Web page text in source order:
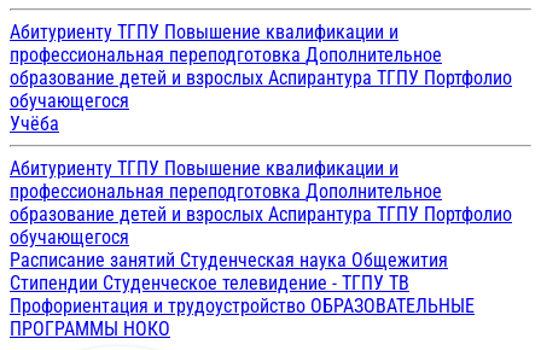
Абитуриенту ТГПУ Повышение квалификации и
профессиональная переподготовка Дополнительное
образование детей и взрослых Аспирантура ТГПУ Портфолио
обучающегося
Учёба
Абитуриенту ТГПУ Повышение квалификации и
профессиональная переподготовка Дополнительное
образование детей и взрослых Аспирантура ТГПУ Портфолио
обучающегося
Расписание занятий Студенческая наука Общежития
Стипендии Студенческое телевидение - ТГПУ ТВ
Профориентация и трудоустройство ОБРАЗОВАТЕЛЬНЫЕ
ПРОГРАММЫ НОКО